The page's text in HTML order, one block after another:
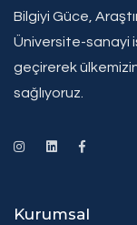
Bilgiyi Güce,
Üniversite-sanayi
geçirerek
sağlıyoruz.
Kurumsal